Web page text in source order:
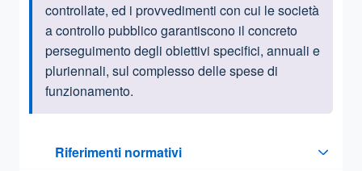
controllate, ed i provvedimenti con cui le società
a controllo pubblico garantiscono il concreto
perseguimento degli obiettivi specifici, annuali e
pluriennali, sul complesso delle spese di
funzionamento.
Riferimenti normativi
Sezione compressa